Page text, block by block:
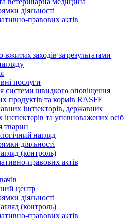
діяльності
правових актів
заходів за результатами
послуги
системи швидкого оповіщення
продуктів та кормів RASFF
інспекторів, державних
інспекторів та уповноважених осіб
тварин
нагляд
діяльності
(контроль)
правових актів
центр
діяльності
(контроль)
правових актів